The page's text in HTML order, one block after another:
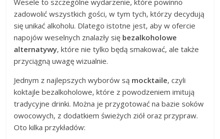
zadowolić wszystkich gości, w tym tych, którzy decydują
się unikać alkoholu. Dlatego istotne jest, aby w ofercie
napojów weselnych znalazły się bezalkoholowe
alternatywy, które nie tylko będą smakować, ale także
przyciągną uwagę wizualnie.
Jednym z najlepszych wyborów są mocktaile, czyli
koktajle bezalkoholowe, które z powodzeniem imitują
tradycyjne drinki. Można je przygotować na bazie soków
owocowych, z dodatkiem świeżych ziół oraz przypraw.
Oto kilka przykładów: